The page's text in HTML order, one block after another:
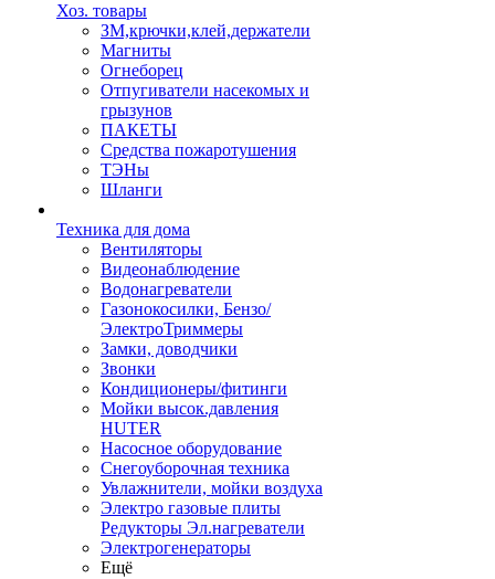
Хоз. товары
ЗМ,крючки,клей,держатели
Магниты
Огнеборец
Отпугиватели насекомых и
грызунов
ПАКЕТЫ
Средства пожаротушения
ТЭНы
Шланги
Техника для дома
Вентиляторы
Видеонаблюдение
Водонагреватели
Газонокосилки, Бензо/
ЭлектроТриммеры
Замки, доводчики
Звонки
Кондиционеры/фитинги
Мойки высок.давления
HUTER
Насосное оборудование
Снегоуборочная техника
Увлажнители, мойки воздуха
Электро газовые плиты
Редукторы Эл.нагреватели
Электрогенераторы
Ещё